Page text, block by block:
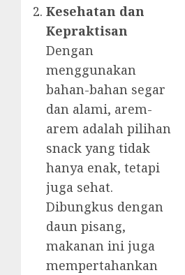
Kesehatan dan
Kepraktisan
Dengan
menggunakan
bahan-bahan segar
dan alami, arem-
arem adalah pilihan
snack yang tidak
hanya enak, tetapi
juga sehat.
Dibungkus dengan
daun pisang,
makanan ini juga
mempertahankan